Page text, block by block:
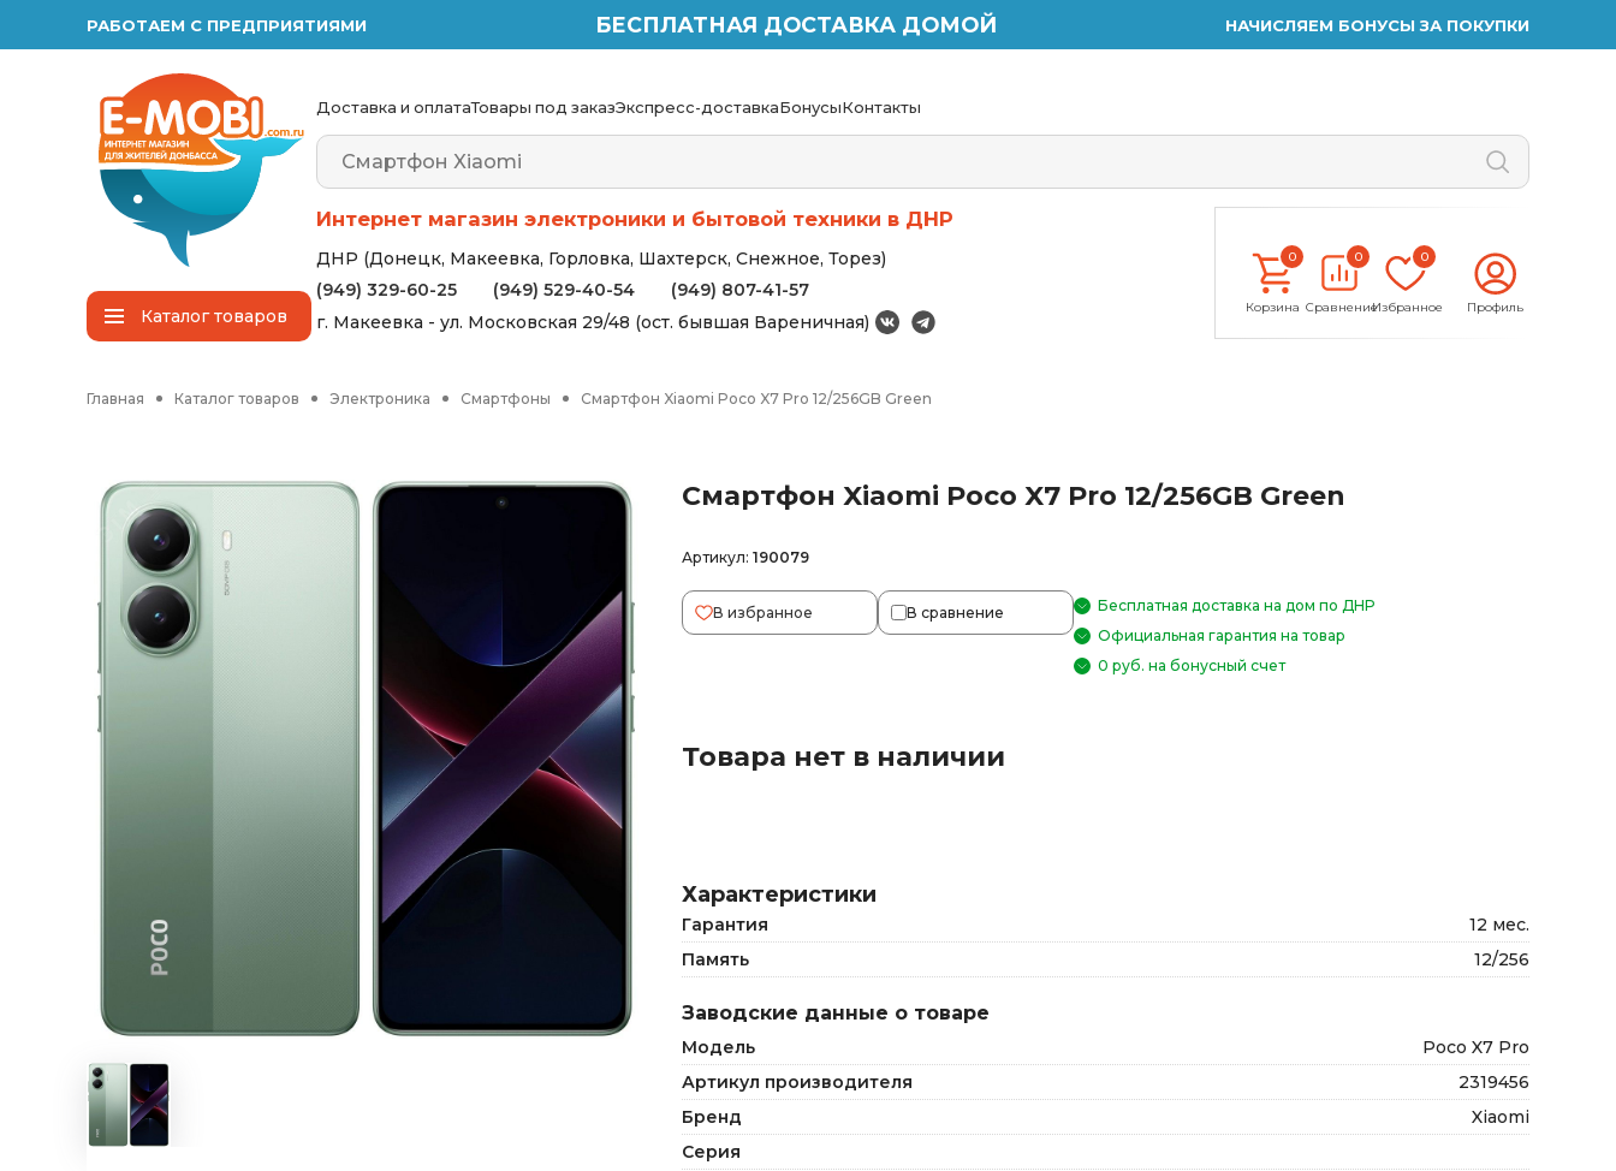
РАБОТАЕМ С ПРЕДПРИЯТИЯМИ БЕСПЛАТНАЯ ДОСТАВКА ДОМОЙ НАЧИСЛЯЕМ БОНУСЫ ЗА ПОКУПКИ
Каталогтоваров
Доставка и оплатаТовары под заказЭкспресс-доставкаБонусыКонтакты
Интернет магазин электроники и бытовой техники в ДНР
ДНР (Донецк, Макеевка, Горловка, Шахтерск, Снежное, Торез)
(949) 329-60-25
(949) 529-40-54
(949) 807-41-57
г. Макеевка - ул. Московская 29/48 (ост. бывшая Вареничная)
0
Корзина
0
Сравнение
0
Избранное Профиль
Главная Каталог товаров Электроника Смартфоны Смартфон Xiaomi Poco X7 Pro 12/256GB Green
Смартфон Xiaomi Poco X7 Pro 12/256GB Green
Артикул: 190079
В избранное В сравнение
Бесплатная доставка на дом по ДНР
Официальная гарантия на товар
0 руб. на бонусный счет
Товара нет в наличии
Характеристики
Гарантия
12 мес.
Память
12/256
Заводские данные о товаре
Модель
Poco X7 Pro
Артикул производителя
2319456
Бренд
Xiaomi
Серия